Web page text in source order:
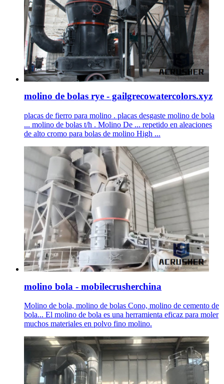
molino de bolas rye - gailgrecowatercolors.xyz
placas de fierro para molino . placas desgaste molino de bola
... molino de bolas t/h . Molino De ... repetido en aleaciones
de alto cromo para bolas de molino High ...
molino bola - mobilecrusherchina
Molino de bola, molino de bolas Cono, molino de cemento de
bola... El molino de bola es una herramienta eficaz para moler
muchos materiales en polvo fino molino.